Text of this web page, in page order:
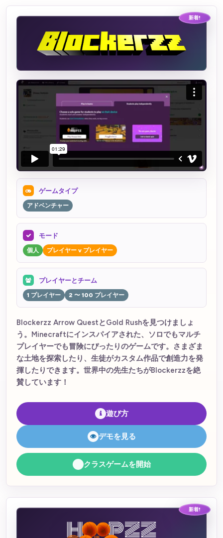
新着!
ゲームタイプ
アドベンチャー
モード
個人 プレイヤー v プレイヤー
プレイヤーとチーム
1 プレイヤー 2 〜 100 プレイヤー
Blockerzz Arrow QuestとGold Rushを見つけましょ
う。Minecraftにインスパイアされた、ソロでもマルチ
プレイヤーでも冒険にぴったりのゲームです。さまざま
な土地を探索したり、生徒がカスタム作品で創造力を発
揮したりできます。世界中の先生たちがBlockerzzを絶
賛しています！
遊び方
デモを見る
クラスゲームを開始
新着!